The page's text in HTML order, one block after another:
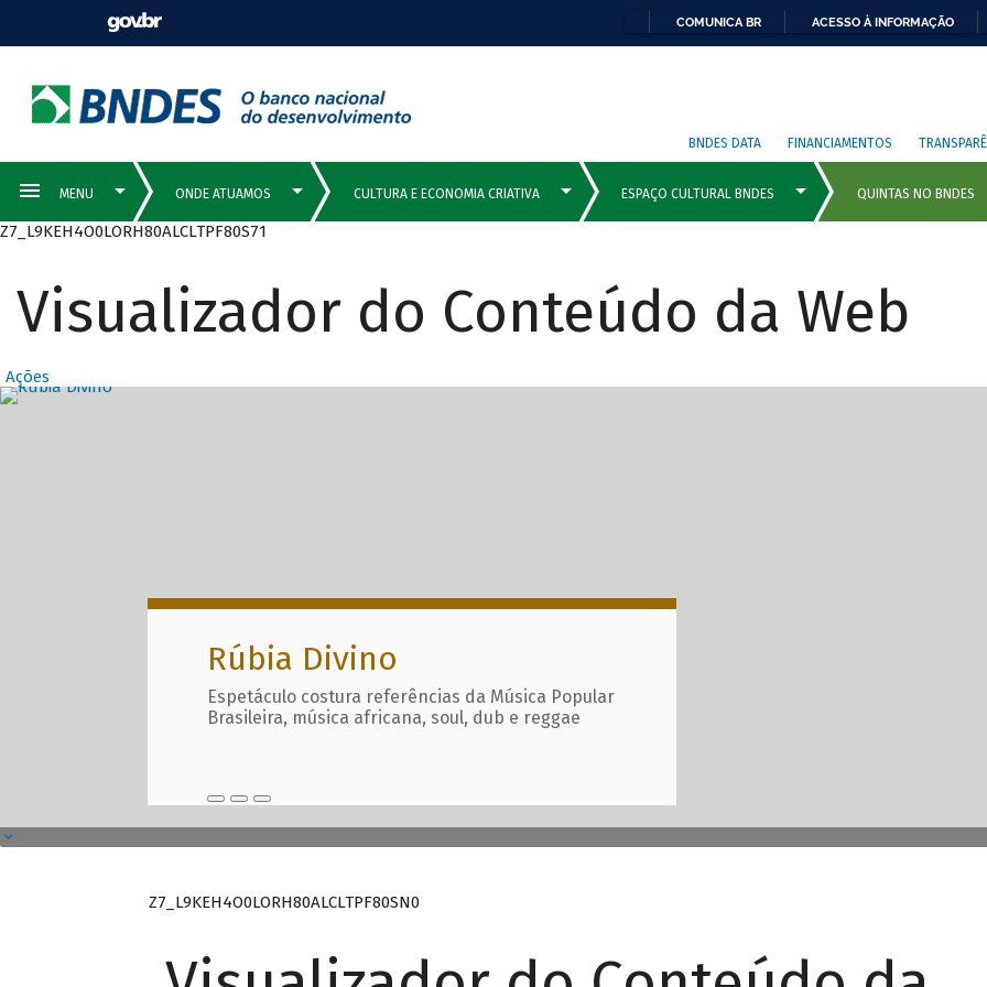
COMUNICA BR ACESSO À INFORMAÇÃO
BNDES DATA FINANCIAMENTOS
Z7_L9KEH4O0LORH80ALCLTPF80S71
Visualizador do Conteúdo da Web
Ações
Destaques Principais com
Rúbia Divino
Espetáculo costura referências da Música Popular
Brasileira, música africana, soul, dub e reggae
Z7_L9KEH4O0LORH80ALCLTPF80SN0